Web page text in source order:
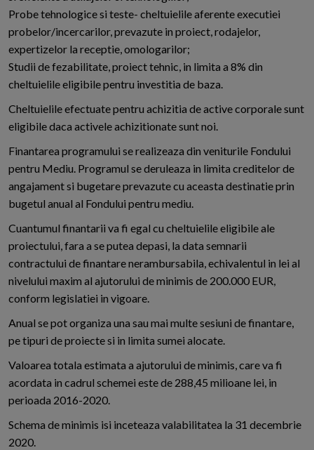
Probe tehnologice si teste- cheltuielile aferente executiei
probelor/incercarilor, prevazute in proiect, rodajelor,
expertizelor la receptie, omologarilor;
Studii de fezabilitate, proiect tehnic, in limita a 8% din
cheltuielile eligibile pentru investitia de baza.
Cheltuielile efectuate pentru achizitia de active corporale sunt
eligibile daca activele achizitionate sunt noi.
Finantarea programului se realizeaza din veniturile Fondului
pentru Mediu. Programul se deruleaza in limita creditelor de
angajament si bugetare prevazute cu aceasta destinatie prin
bugetul anual al Fondului pentru mediu.
Cuantumul finantarii va fi egal cu cheltuielile eligibile ale
proiectului, fara a se putea depasi, la data semnarii
contractului de finantare nerambursabila, echivalentul in lei al
nivelului maxim al ajutorului de minimis de 200.000 EUR,
conform legislatiei in vigoare.
Anual se pot organiza una sau mai multe sesiuni de finantare,
pe tipuri de proiecte si in limita sumei alocate.
Valoarea totala estimata a ajutorului de minimis, care va fi
acordata in cadrul schemei este de 288,45 milioane lei, in
perioada 2016-2020.
Schema de minimis isi inceteaza valabilitatea la 31 decembrie
2020.